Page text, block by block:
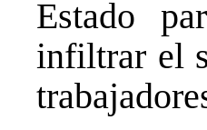
Estado
infiltrar el